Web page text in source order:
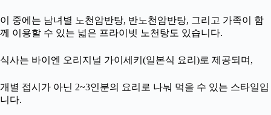
이 중에는 남녀별 노천암반탕, 반노천암반탕, 그리고 가족이 함
께 이용할 수 있는 넓은 프라이빗 노천탕도 있습니다.
식사는 바이엔 오리지널 가이세키(일본식 요리)로 제공되며,
개별 접시가 아닌 2~3인분의 요리로 나눠 먹을 수 있는 스타일입
니다.